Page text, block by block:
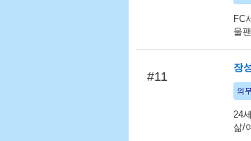
FC
울
#11
장
의
24
삶/